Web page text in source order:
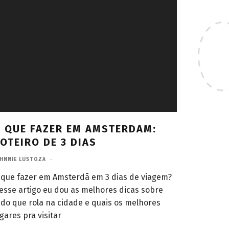
QUE FAZER EM AMSTERDAM:
DE 3 DIAS
LUSTOZA ·
que fazer em Amsterdã em 3 dias de viagem?
artigo eu dou as melhores dicas sobre
que rola na cidade e quais os melhores
pra visitar